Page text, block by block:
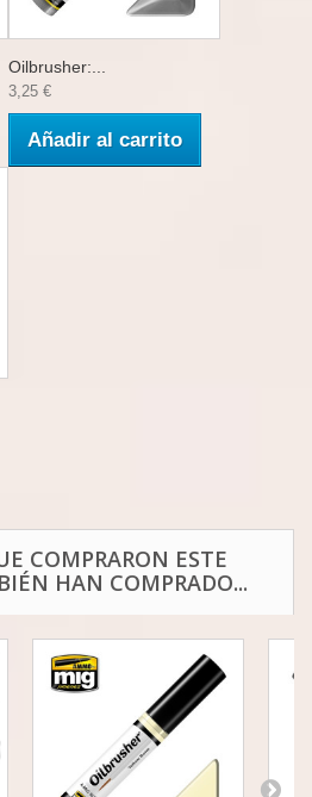
Oilbrusher:...
3,25 €
Añadir al carrito
COMPRARON ESTE
HAN COMPRADO...